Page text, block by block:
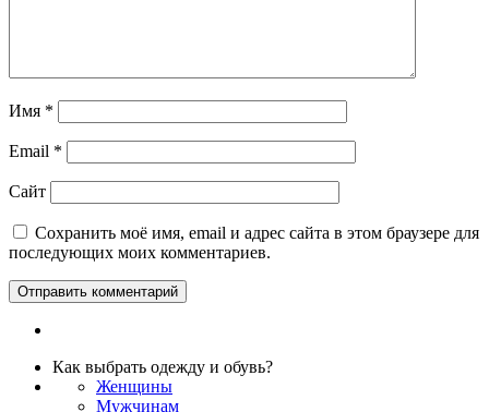
Имя *
Email *
Сайт
Сохранить моё имя, email и адрес сайта в этом браузере для
последующих моих комментариев.
Как выбрать одежду и обувь?
Женщины
Мужчинам